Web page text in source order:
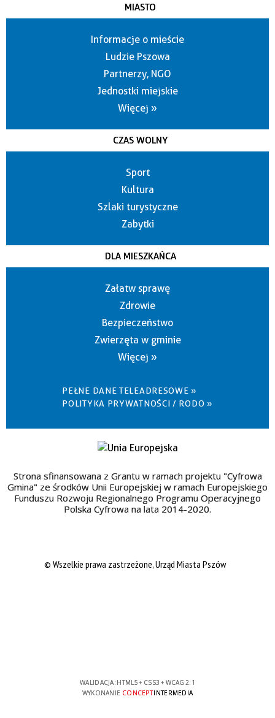
MIASTO
Informacje o mieście
Ludzie Pszowa
Partnerzy, NGO
Jednostki miejskie
Więcej »
CZAS WOLNY
Sport
Kultura
Szlaki turystyczne
Zabytki
DLA MIESZKAŃCA
Załatw sprawę
Zdrowie
Bezpieczeństwo
Zwierzęta w gminie
Więcej »
PEŁNE DANE TELEADRESOWE »
POLITYKA PRYWATNOŚCI / RODO »
Strona sfinansowana z Grantu w ramach projektu "Cyfrowa
Gmina" ze środków Unii Europejskiej w ramach Europejskiego
Funduszu Rozwoju Regionalnego Programu Operacyjnego
Polska Cyfrowa na lata 2014-2020.
© Wszelkie prawa zastrzeżone, Urząd Miasta Pszów
WALIDACJA: HTML5+ CSS3 + WCAG 2.1
WYKONANIE CONCEPTINTERMEDIA